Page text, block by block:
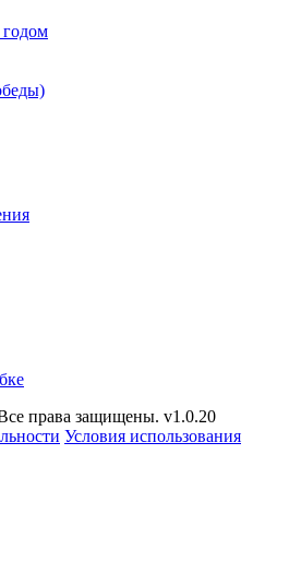
права защищены. v1.0.20
Условия использования